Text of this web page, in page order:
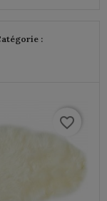
:
favorite_border